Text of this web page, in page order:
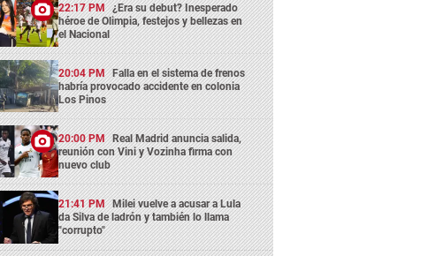
22:17 PM ¿Era su debut? Inesperado
héroe de Olimpia, festejos y bellezas en
el Nacional
20:04 PM Falla en el sistema de frenos
habría provocado accidente en colonia
Los Pinos
20:00 PM Real Madrid anuncia salida,
reunión con Vini y Vozinha firma con
nuevo club
21:41 PM Milei vuelve a acusar a Lula
da Silva de ladrón y también lo llama
"corrupto"